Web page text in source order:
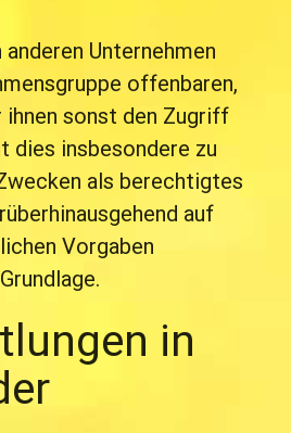
Unternehmen
offenbaren,
sonst den Zugriff
dies insbesondere zu
als berechtigtes
auf
Vorgaben
in